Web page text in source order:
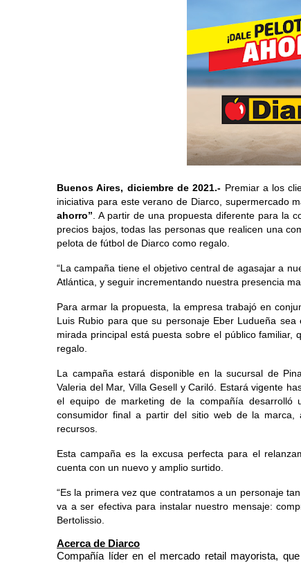
Buenos Aires, diciembre de 2021.- Premiar a los
iniciativa para este verano de Diarco, supermercado
ahorro”. A partir de una propuesta diferente para la
precios bajos, todas las personas que realicen una
pelota de fútbol de Diarco como regalo.
“La campaña tiene el objetivo central de agasajar a
Atlántica, y seguir incrementando nuestra presencia
Para armar la propuesta, la empresa trabajó en
Luis Rubio para que su personaje Eber Ludueña
mirada principal está puesta sobre el público
regalo.
La campaña estará disponible en la sucursal de
Valeria del Mar, Villa Gesell y Cariló. Estará vigente
el equipo de marketing de la compañía desarrolló
consumidor final a partir del sitio web de la
recursos.
Esta campaña es la excusa perfecta para el
cuenta con un nuevo y amplio surtido.
“Es la primera vez que contratamos a un personaje
va a ser efectiva para instalar nuestro mensaje:
Bertolissio.
Acerca de Diarco
Compañía líder en el mercado retail mayorista,